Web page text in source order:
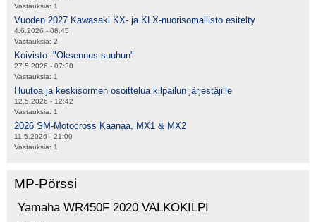
Vastauksia: 1
Vuoden 2027 Kawasaki KX- ja KLX-nuorisomallisto esitelty
4.6.2026 - 08:45
Vastauksia: 2
Koivisto: "Oksennus suuhun"
27.5.2026 - 07:30
Vastauksia: 1
Huutoa ja keskisormen osoittelua kilpailun järjestäjille
12.5.2026 - 12:42
Vastauksia: 1
2026 SM-Motocross Kaanaa, MX1 & MX2
11.5.2026 - 21:00
Vastauksia: 1
MP-Pörssi
Yamaha WR450F 2020 VALKOKILPI